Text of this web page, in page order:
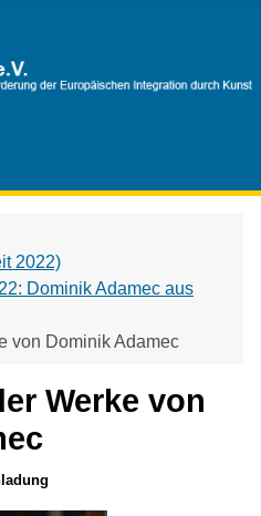
2022)
Dominik Adamec aus
von Dominik Adamec
Werke von